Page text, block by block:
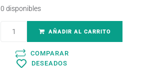
0 disponibles
AÑADIR AL CARRITO
COMPARAR
DESEADOS